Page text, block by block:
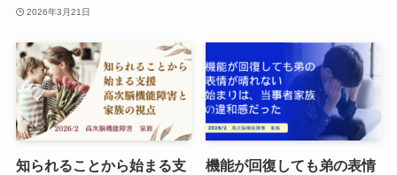
2026年3月21日
知られることから始まる支
機能が回復しても弟の表情